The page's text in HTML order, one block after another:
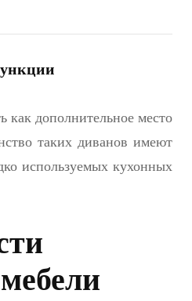
как дополнительное место
таких диванов имеют
используемых кухонных